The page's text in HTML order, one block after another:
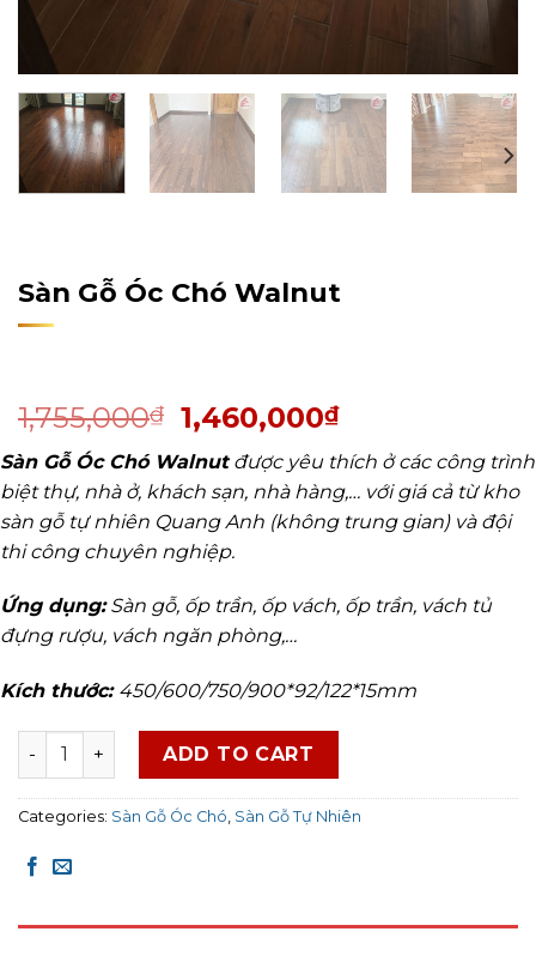
Sàn Gỗ Óc Chó Walnut
1,755,000₫ 1,460,000₫
Sàn Gỗ Óc Chó Walnutđược yêu thích ở các công trình
biệt thự, nhà ở, khách sạn, nhà hàng,… với giá cả từ kho
sàn gỗ tự nhiên Quang Anh (không trung gian) và đội
thi công chuyên nghiệp.
Ứng dụng:Sàn gỗ, ốp trần, ốp vách, ốp trần, vách tủ
đựng rượu, vách ngăn phòng,…
Kích thước: 450/600/750/900*92/122*15mm
Sàn Gỗ Óc Chó Walnut quantity
ADD TO CART
Categories: Sàn Gỗ Óc Chó, Sàn Gỗ Tự Nhiên